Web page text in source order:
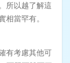
所以越了解這
當罕有。
有考慮其他可